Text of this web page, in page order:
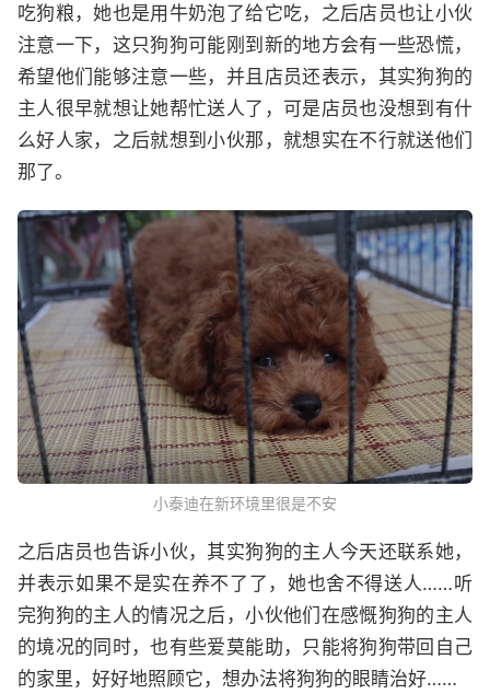
吃狗粮，她也是用牛奶泡了给它吃，之后店员也让小伙
注意一下，这只狗狗可能刚到新的地方会有一些恐慌，
希望他们能够注意一些，并且店员还表示，其实狗狗的
主人很早就想让她帮忙送人了，可是店员也没想到有什
么好人家，之后就想到小伙那，就想实在不行就送他们
那了。
小泰迪在新环境里很是不安
之后店员也告诉小伙，其实狗狗的主人今天还联系她，
并表示如果不是实在养不了了，她也舍不得送人……听
完狗狗的主人的情况之后，小伙他们在感慨狗狗的主人
的境况的同时，也有些爱莫能助，只能将狗狗带回自己
的家里，好好地照顾它，想办法将狗狗的眼睛治好……